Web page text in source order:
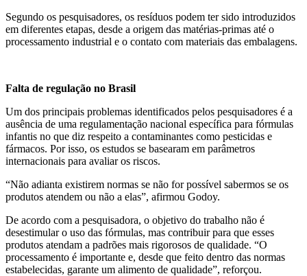
Segundo os pesquisadores, os resíduos podem ter sido introduzidos
em diferentes etapas, desde a origem das matérias-primas até o
processamento industrial e o contato com materiais das embalagens.
Falta de regulação no Brasil
Um dos principais problemas identificados pelos pesquisadores é a
ausência de uma regulamentação nacional específica para fórmulas
infantis no que diz respeito a contaminantes como pesticidas e
fármacos. Por isso, os estudos se basearam em parâmetros
internacionais para avaliar os riscos.
“Não adianta existirem normas se não for possível sabermos se os
produtos atendem ou não a elas”, afirmou Godoy.
De acordo com a pesquisadora, o objetivo do trabalho não é
desestimular o uso das fórmulas, mas contribuir para que esses
produtos atendam a padrões mais rigorosos de qualidade. “O
processamento é importante e, desde que feito dentro das normas
estabelecidas, garante um alimento de qualidade”, reforçou.